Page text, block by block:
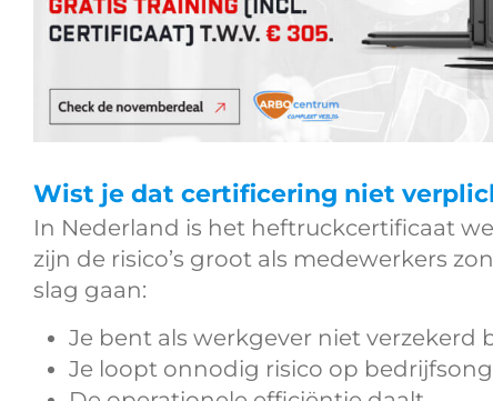
Wist je dat certificering niet
In Nederland is het heftruckcertificaat
zijn de risico’s groot als medewerkers
slag gaan:
Je bent als werkgever niet verzekerd
Je loopt onnodig risico op